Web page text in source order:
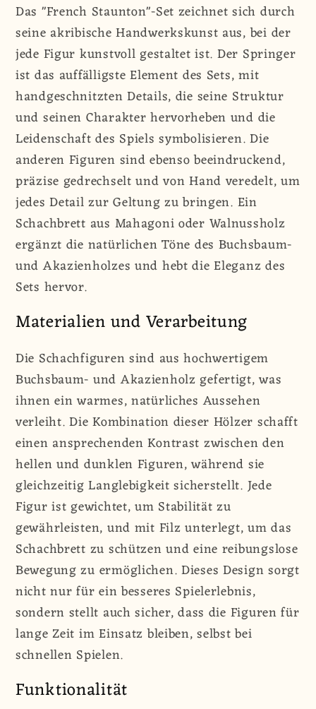
Das "French Staunton"-Set zeichnet sich durch
seine akribische Handwerkskunst aus, bei der
jede Figur kunstvoll gestaltet ist. Der Springer
ist das auffälligste Element des Sets, mit
handgeschnitzten Details, die seine Struktur
und seinen Charakter hervorheben und die
Leidenschaft des Spiels symbolisieren. Die
anderen Figuren sind ebenso beeindruckend,
präzise gedrechselt und von Hand veredelt, um
jedes Detail zur Geltung zu bringen. Ein
Schachbrett aus Mahagoni oder Walnussholz
ergänzt die natürlichen Töne des Buchsbaum-
und Akazienholzes und hebt die Eleganz des
Sets hervor.
Materialien und Verarbeitung
Die Schachfiguren sind aus hochwertigem
Buchsbaum- und Akazienholz gefertigt, was
ihnen ein warmes, natürliches Aussehen
verleiht. Die Kombination dieser Hölzer schafft
einen ansprechenden Kontrast zwischen den
hellen und dunklen Figuren, während sie
gleichzeitig Langlebigkeit sicherstellt. Jede
Figur ist gewichtet, um Stabilität zu
gewährleisten, und mit Filz unterlegt, um das
Schachbrett zu schützen und eine reibungslose
Bewegung zu ermöglichen. Dieses Design sorgt
nicht nur für ein besseres Spielerlebnis,
sondern stellt auch sicher, dass die Figuren für
lange Zeit im Einsatz bleiben, selbst bei
schnellen Spielen.
Funktionalität